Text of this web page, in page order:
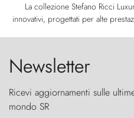
La collezione Stefano Ricci
innovativi, progettati per alte
Newsletter
Ricevi aggiornamenti sulle
mondo SR